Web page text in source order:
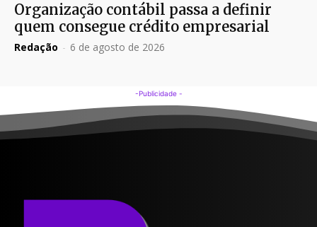
Organização contábil passa a definir
quem consegue crédito empresarial
Redação - 6 de agosto de 2026
-Publicidade -